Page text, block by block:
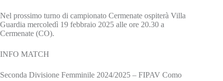
Nel prossimo turno di campionato Cermenate ospiterà Villa
Guardia mercoledì 19 febbraio 2025 alle ore 20.30 a
Cermenate (CO).
INFO MATCH
Seconda Divisione Femminile 2024/2025 – FIPAV Como